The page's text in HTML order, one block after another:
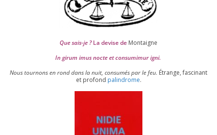
Que sais-je ?La devise de Montaigne
In girum imus nocte et consu­mi­mur igni.
Nous tour­nons en rond dans la nuit, consu­més par le feu. Étrange, fas­ci­nant
et pro­fond palin­drome.